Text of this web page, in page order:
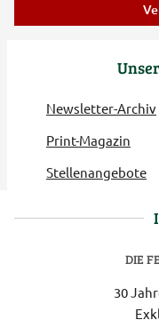
Newsletter-Archiv
Print-Magazin
Stellenangebote
DIE
30